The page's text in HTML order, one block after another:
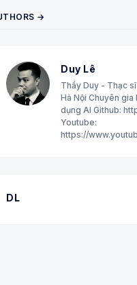
→
Duy Lê
Thầy Duy - Thạc
Hà Nội Chuyên gia
dụng AI Github:
Youtube:
https://
DL